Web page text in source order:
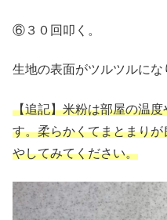
⑥３０回叩く。
生地の表面がツルツルにな
【追記】米粉は部屋の温
す。柔らかくてまとまり
やしてみてください。